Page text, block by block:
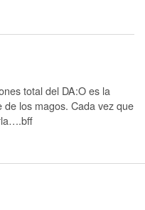
total del DA:O es la
los magos. Cada vez que